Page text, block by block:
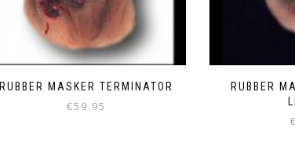
RUBBER MASKER TERMINATOR
€59.95
RUBBER
€